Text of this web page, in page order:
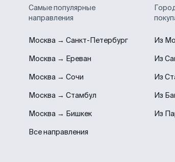
Самые популярные
направления
Москва → Санкт-Петербург
Москва → Ереван
Москва → Сочи
Москва → Стамбул
Москва → Бишкек
Все направления
Из
Из
Из
Из
Из